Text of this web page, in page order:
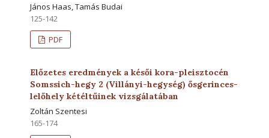
János Haas, Tamás Budai
125-142
PDF
Előzetes eredmények a késői kora-pleisztocén
Somssich-hegy 2 (Villányi-hegység) ősgerinces-
lelőhely kétéltűinek vizsgálatában
Zoltán Szentesi
165-174